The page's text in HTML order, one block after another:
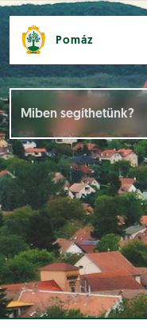
Pomáz
Események []
Dokumentumok [ ]
Aloldalak []